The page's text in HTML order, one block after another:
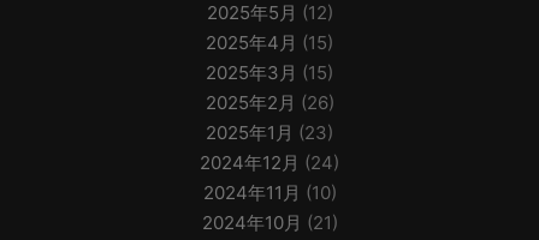
2025年5月 (12)
2025年4月 (15)
2025年3月 (15)
2025年2月 (26)
2025年1月 (23)
2024年12月 (24)
2024年11月 (10)
2024年10月 (21)